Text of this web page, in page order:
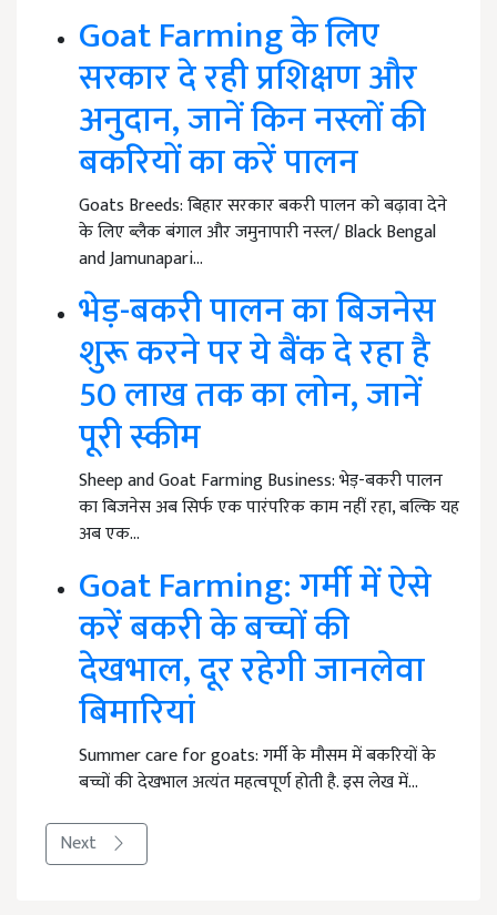
Goat Farming के लिए
सरकार दे रही प्रशिक्षण और
अनुदान, जानें किन नस्लों की
बकरियों का करें पालन
Goats Breeds: बिहार सरकार बकरी पालन को बढ़ावा देने
के लिए ब्लैक बंगाल और जमुनापारी नस्ल/ Black Bengal
and Jamunapari…
भेड़-बकरी पालन का बिजनेस
शुरू करने पर ये बैंक दे रहा है
50 लाख तक का लोन, जानें
पूरी स्कीम
Sheep and Goat Farming Business: भेड़-बकरी पालन
का बिजनेस अब सिर्फ एक पारंपरिक काम नहीं रहा, बल्कि यह
अब एक…
Goat Farming: गर्मी में ऐसे
करें बकरी के बच्चों की
देखभाल, दूर रहेगी जानलेवा
बिमारियां
Summer care for goats: गर्मी के मौसम में बकरियों के
बच्चों की देखभाल अत्यंत महत्वपूर्ण होती है. इस लेख में…
Next